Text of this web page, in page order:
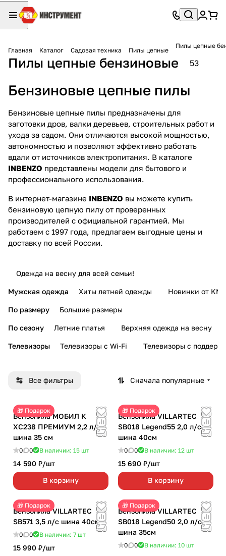
Главная Каталог Садовая техника Пилы цепные
Пилы цепные
Пилы цепные бензиновые 53
Бензиновые цепные пилы
Бензиновые цепные пилы предназначены для
заготовки дров, валки деревьев, строительных работ и
ухода за садом. Они отличаются высокой мощностью,
автономностью и позволяют эффективно работать
вдали от источников электропитания. В каталоге
INBENZO представлены модели для бытового и
профессионального использования.
В интернет-магазине INBENZO вы можете купить
бензиновую цепную пилу от проверенных
производителей с официальной гарантией. Мы
работаем с 1997 года, предлагаем выгодные цены и
доставку по всей России.
Одежда на весну для всей семьи!
Мужская одежда Хиты летней одежды Новинки от KMI
По размеру Большие размеры
По сезону Летние платья Верхняя одежда на весну
Телевизоры Телевизоры с Wi-Fi Телевизоры с
Все фильтры Сначала популярные
🎁 Подарок
Бензопила МОБИЛ К
ХС238 ПРЕМИУМ 2,2 л/с
шина 35 см
0 0 В наличии: 15 шт
14 590 ₽/шт
В корзину
🎁 Подарок
Бензопила VILLARTEC
SB018 Legend55 2,0 л/с
шина 40см
0 0 В наличии: 12 шт
15 690 ₽/шт
В корзину
🎁 Подарок
Бензопила VILLARTEC
SB571 3,5 л/с шина 40см
0 0 В наличии: 7 шт
15 990 ₽/шт
🎁 Подарок
Бензопила VILLARTEC
SB018 Legend50 2,0 л/с
шина 35см
0 0 В наличии: 10 шт